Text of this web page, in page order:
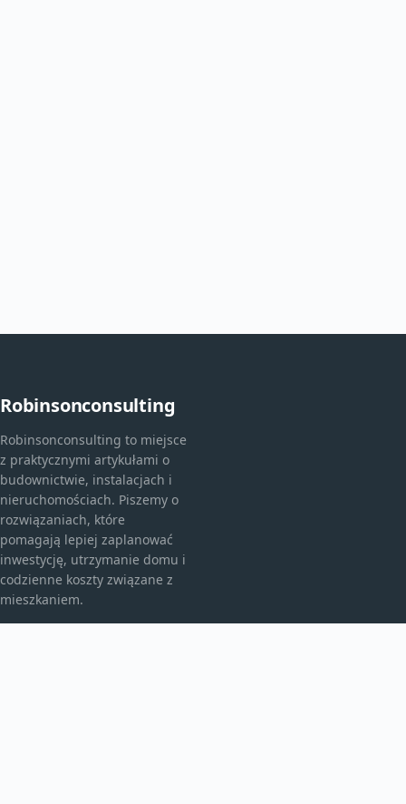
Robinsonconsulting
Robinsonconsulting to miejsce
z praktycznymi artykułami o
budownictwie, instalacjach i
nieruchomościach. Piszemy o
rozwiązaniach, które
pomagają lepiej zaplanować
inwestycję, utrzymanie domu i
codzienne koszty związane z
mieszkaniem.